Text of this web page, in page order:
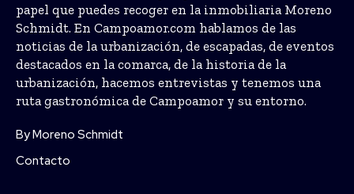
papel que puedes recoger en la inmobiliaria Moreno
Schmidt. En Campoamor.com hablamos de las
noticias de la urbanización, de escapadas, de eventos
destacados en la comarca, de la historia de la
urbanización, hacemos entrevistas y tenemos una
ruta gastronómica de Campoamor y su entorno.
By Moreno Schmidt
Contacto